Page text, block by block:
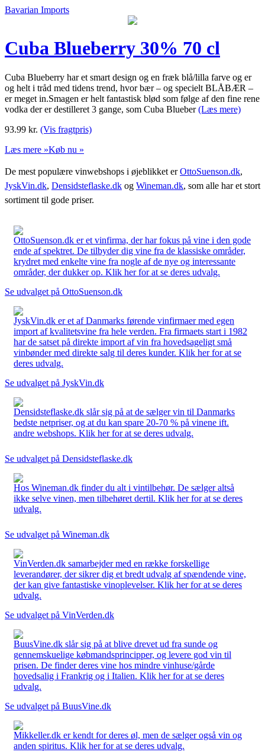
Bavarian Imports
Cuba Blueberry 30% 70 cl
Cuba Blueberry har et smart design og en fræk blå/lilla farve og er
og helt i tråd med tidens trend, hvor bær – og specielt BLÅBÆR –
er meget in.Smagen er helt fantastisk blød som følge af den fine rene
vodka der er destilleret 3 gange, som Cuba Blueber(Læs mere)
93.99 kr. (Vis fragtpris)
Læs mere »Køb nu »
De mest populære vinwebshops i øjeblikket erOttoSuenson.dk,
JyskVin.dk, Densidsteflaske.dk og Wineman.dk, som alle har et stort
sortiment til gode priser.
OttoSuenson.dk er et vinfirma, der har fokus på vine i den gode
ende af spektret. De tilbyder dig vine fra de klassiske områder,
krydret med enkelte vine fra nogle af de nye og interessante
områder, der dukker op. Klik her for at se deres udvalg.
Se udvalget på OttoSuenson.dk
JyskVin.dk er et af Danmarks førende vinfirmaer med egen
import af kvalitetsvine fra hele verden. Fra firmaets start i 1982
har de satset på direkte import af vin fra hovedsageligt små
vinbønder med direkte salg til deres kunder. Klik her for at se
deres udvalg.
Se udvalget på JyskVin.dk
Densidsteflaske.dk slår sig på at de sælger vin til Danmarks
bedste netpriser, og at du kan spare 20-70 % på vinene ift.
andre webshops. Klik her for at se deres udvalg.
Se udvalget på Densidsteflaske.dk
Hos Wineman.dk finder du alt i vintilbehør. De sælger altså
ikke selve vinen, men tilbehøret dertil. Klik her for at se deres
udvalg.
Se udvalget på Wineman.dk
VinVerden.dk samarbejder med en række forskellige
leverandører, der sikrer dig et bredt udvalg af spændende vine,
der kan give fantastiske vinoplevelser. Klik her for at se deres
udvalg.
Se udvalget på VinVerden.dk
BuusVine.dk slår sig på at blive drevet ud fra sunde og
gennemskuelige købmandsprincipper, og levere god vin til
prisen. De finder deres vine hos mindre vinhuse/gårde
hovedsalig i Frankrig og i Italien. Klik her for at se deres
udvalg.
Se udvalget på BuusVine.dk
Mikkeller.dk er kendt for deres øl, men de sælger også vin og
anden spiritus. Klik her for at se deres udvalg.